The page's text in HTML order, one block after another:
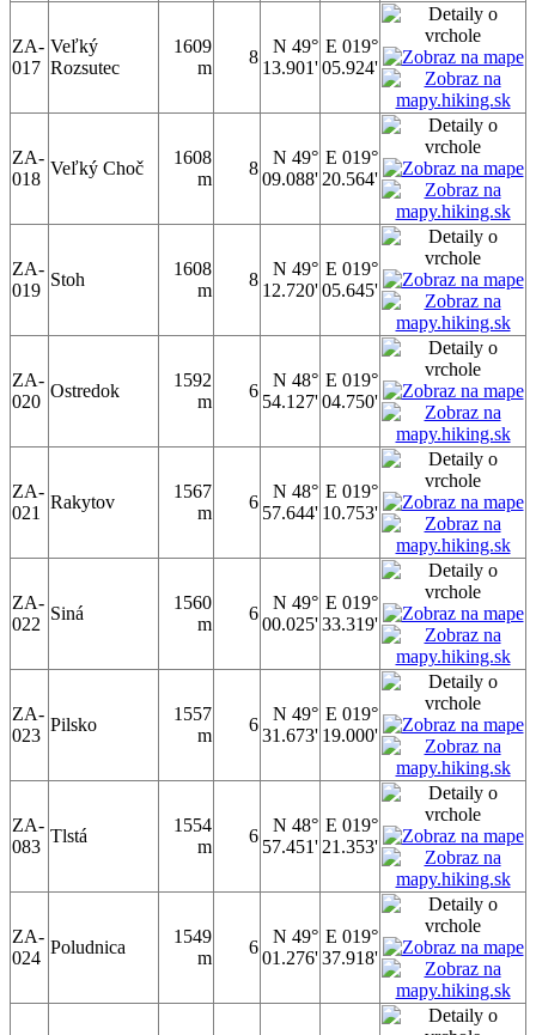
ZA-
017
Veľký
Rozsutec
1609
m
8
N 49°
13.901'
E 019°
05.924'
ZA-
018
Veľký Choč
1608
m
8
N 49°
09.088'
E 019°
20.564'
ZA-
019
Stoh
1608
m
8
N 49°
12.720'
E 019°
05.645'
ZA-
020
Ostredok
1592
m
6
N 48°
54.127'
E 019°
04.750'
ZA-
021
Rakytov
1567
m
6
N 48°
57.644'
E 019°
10.753'
ZA-
022
Siná
1560
m
6
N 49°
00.025'
E 019°
33.319'
ZA-
023
Pilsko
1557
m
6
N 49°
31.673'
E 019°
19.000'
ZA-
083
Tlstá
1554
m
6
N 48°
57.451'
E 019°
21.353'
ZA-
024
Poludnica
1549
m
6
N 49°
01.276'
E 019°
37.918'